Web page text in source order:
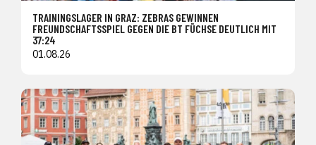
TRAININGSLAGER IN GRAZ: ZEBRAS GEWINNEN
FREUNDSCHAFTSSPIEL GEGEN DIE BT FÜCHSE DEUTLICH MIT
37:24
01.08.26